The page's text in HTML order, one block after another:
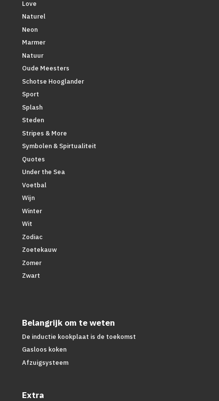
Love
Naturel
Neon
Marmer
Natuur
Oude Meesters
Schotse Hooglander
Sport
Splash
Steden
Stripes & More
Symbolen & Spirtualiteit
Quotes
Under the Sea
Voetbal
Wijn
Winter
Wit
Zodiac
Zoetekauw
Zomer
Zwart
Belangrijk om te weten
De inductie kookplaat is de toekomst
Gasloos koken
Afzuigsysteem
Extra